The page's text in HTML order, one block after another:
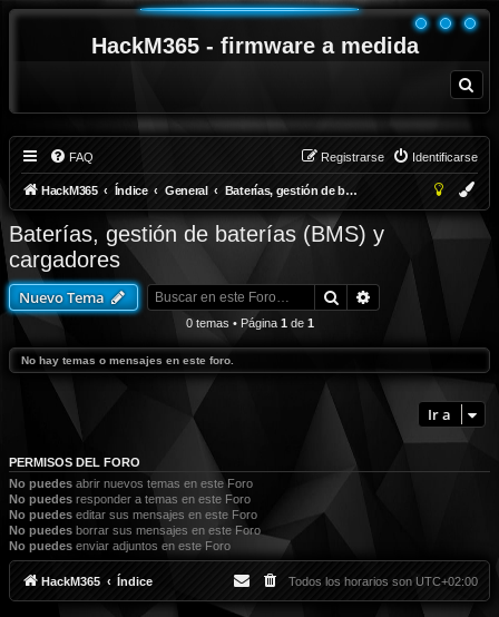
HackM365 - firmware a medida
u
FAQ Identificarse
Registrarse
HackM365 Índice General Baterías, gestión de baterías (BMS) y cargadores
Baterías, gestión de baterías (BMS) y
cargadores
Nuevo Tema Buscar
0 temas • Página 1de 1
No hay temas o mensajes en este foro.
Ir a
PERMISOS DEL FORO
No puedes abrir nuevos temas en este Foro
No puedes responder a temas en este Foro
No puedes editar sus mensajes en este Foro
No puedes borrar sus mensajes en este Foro
No puedes enviar adjuntos en este Foro
HackM365 Índice Todos los horarios son UTC+02:00